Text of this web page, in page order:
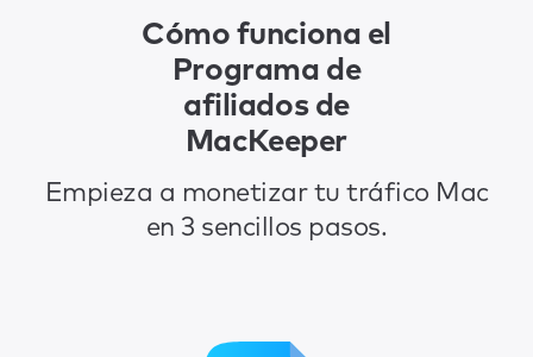
Cómo funciona el
Programa de
afiliados de
MacKeeper
Empieza a monetizar tu tráfico Mac
en 3 sencillos pasos.